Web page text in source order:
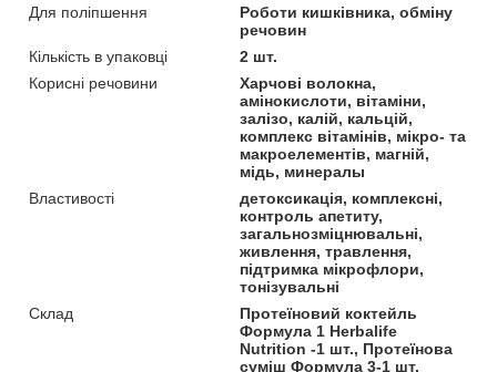
Для поліпшення
Роботи кишківника, обміну
речовин
Кількість в упаковці
2 шт.
Корисні речовини
Харчові волокна,
амінокислоти, вітаміни,
залізо, калій, кальцій,
комплекс вітамінів, мікро- та
макроелементів, магній,
мідь, минералы
Властивості
детоксикація, комплексні,
контроль апетиту,
загальнозміцнювальні,
живлення, травлення,
підтримка мікрофлори,
тонізувальні
Склад
Протеїновий коктейль
Формула 1 Herbalife
Nutrition -1 шт., Протеїнова
суміш Формула 3-1 шт.